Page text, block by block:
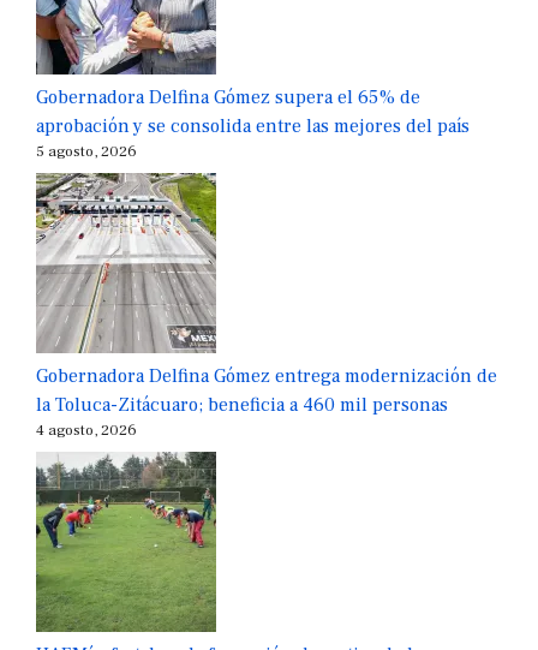
Gobernadora Delfina Gómez supera el 65% de
aprobación y se consolida entre las mejores del país
5 agosto, 2026
Gobernadora Delfina Gómez entrega modernización de
la Toluca-Zitácuaro; beneficia a 460 mil personas
4 agosto, 2026